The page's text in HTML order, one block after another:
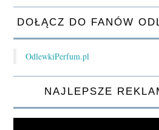
DOŁĄCZ DO FANÓW
OdlewkiPerfum.pl
NAJLEPSZE